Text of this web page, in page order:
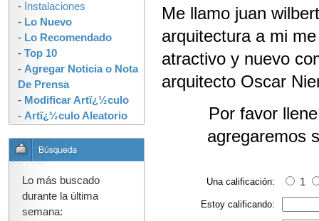
Me llamo juan
arquitectura a mi
atractivo y nuevo
arquitecto Oscar
Por favor
agregaremos
Una calificación: 1
Estoy calificando:
- Instalaciones
- Lo Nuevo
- Lo Recomendado
- Top 10
- Agregar Noticia o Nota
De Prensa
- Modificar Artï¿½culo
- Artï¿½culo Aleatorio
Lo más buscado
durante la última
semana: